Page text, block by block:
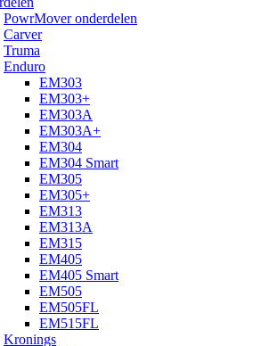
PowrMover onderdelen
Carver
Truma
Enduro
EM303
EM303+
EM303A
EM303A+
EM304
EM304 Smart
EM305
EM305+
EM313
EM313A
EM315
EM405
EM405 Smart
EM505
EM505FL
EM515FL
Kronings